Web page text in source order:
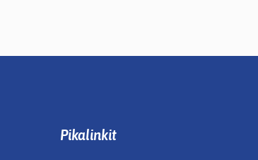
Pikalinkit